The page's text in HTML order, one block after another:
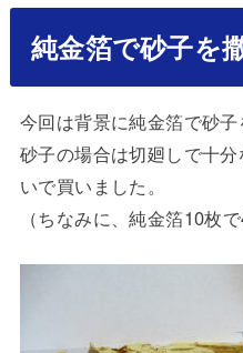
純金箔で砂子を
今回は背景に純金箔で砂子
砂子の場合は切廻しで十
いで買いました。
（ちなみに、純金箔10枚